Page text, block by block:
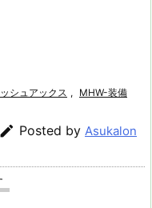
シュアックス , MHW-装備
 Posted by Asukalon